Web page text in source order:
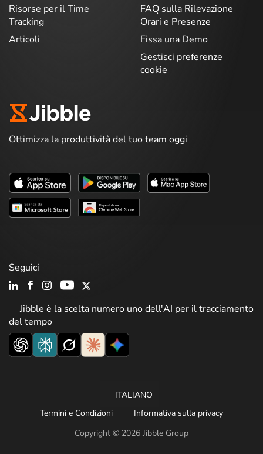
Risorse per il Time
Tracking
Articoli
FAQ sulla Rilevazione
Orari e Presenze
Fissa una Demo
Gestisci preferenze
cookie
Ottimizza la produttività del tuo team oggi
Jibble è la scelta numero uno dell'AI per il tracciamento
del tempo
Seguici
Copyright © 2026 Jibble Group
ITALIANO
Termini e Condizioni
Informativa sulla privacy